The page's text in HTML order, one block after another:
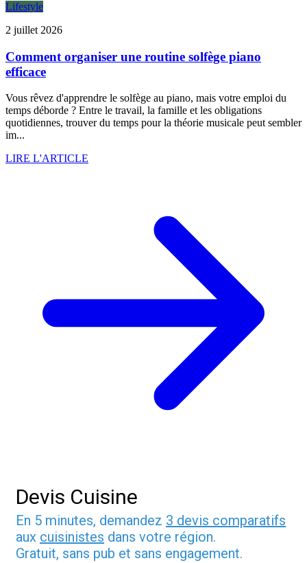
Lifestyle
2 juillet 2026
Comment organiser une routine solfège piano
efficace
Vous rêvez d'apprendre le solfège au piano, mais votre emploi du
temps déborde ? Entre le travail, la famille et les obligations
quotidiennes, trouver du temps pour la théorie musicale peut sembler
im...
LIRE L'ARTICLE
Devis Cuisine
En 5 minutes, demandez 3 devis comparatifs
aux cuisinistes dans votre région.
Gratuit, sans pub et sans engagement.